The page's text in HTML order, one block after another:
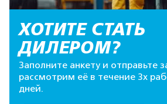
ХОТИТЕ СТАТЬ
ДИЛЕРОМ?
Заполните анкету и отправьте
рассмотрим её в течение 3х
дней.